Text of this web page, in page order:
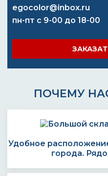
egocolor@inbox.ru
пн-пт с 9-00 до 18-00
ПОЧЕМУ
Удобное
города.